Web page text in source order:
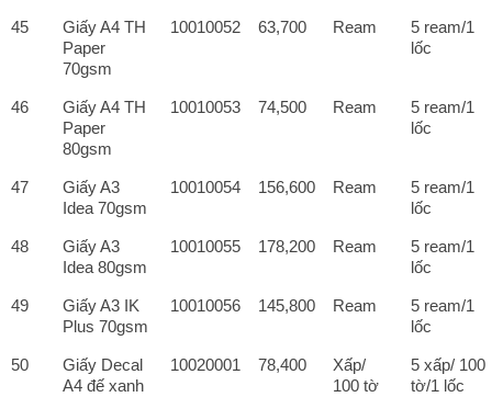
45
Giấy A4 TH
Paper
70gsm
10010052 63,700 Ream
5 ream/1
lốc
46
Giấy A4 TH
Paper
80gsm
10010053 74,500 Ream
5 ream/1
lốc
47
Giấy A3
Idea 70gsm
10010054 156,600 Ream
5 ream/1
lốc
48
Giấy A3
Idea 80gsm
10010055 178,200 Ream
5 ream/1
lốc
49
Giấy A3 IK
Plus 70gsm
10010056 145,800 Ream
5 ream/1
lốc
50
Giấy Decal
A4 đế xanh
10020001 78,400
Xấp/
100 tờ
5 xấp/ 100
tờ/1 lốc